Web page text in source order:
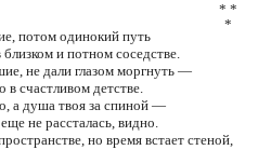
* *
*
потом одинокий путь
и потном соседстве.
не дали глазом моргнуть —
в счастливом детстве.
а душа твоя за спиной —
не рассталась, видно.
но время встает стеной,